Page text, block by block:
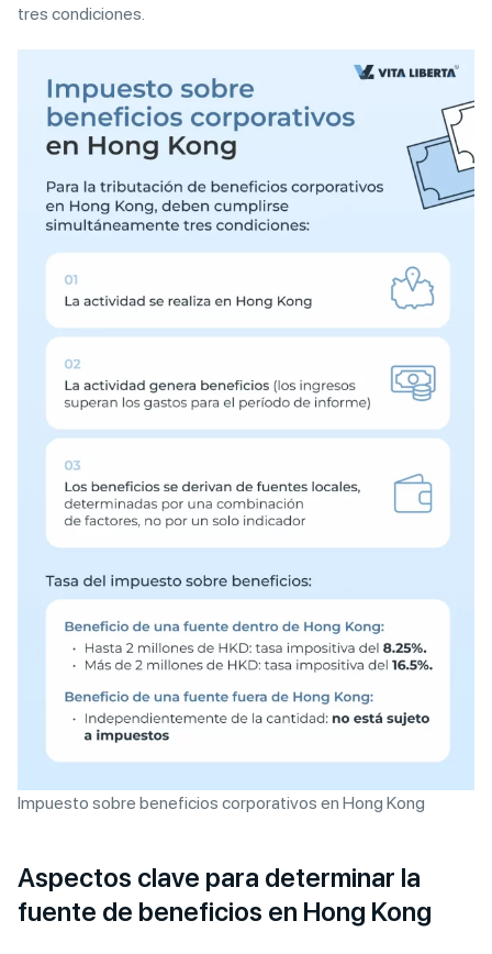
tres condiciones.
Impuesto sobre beneficios corporativos en Hong Kong
Aspectos clave para determinar la
fuente de beneficios en Hong Kong